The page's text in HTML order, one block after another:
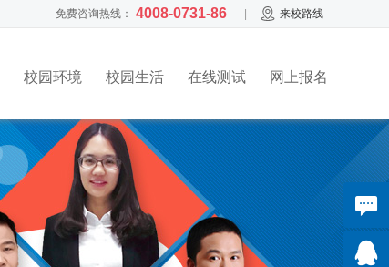
免费咨询热线： 4008-0731-86 来校路线
校园环境 校园生活 在线测试 网上报名
在线咨询
与美女